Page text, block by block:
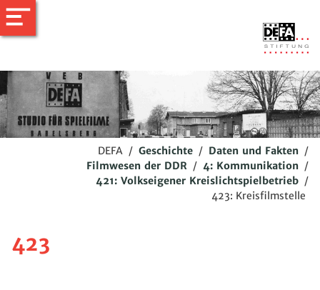
DEFA / Geschichte / Daten und Fakten /
Filmwesen der DDR / 4: Kommunikation /
421: Volkseigener Kreislichtspielbetrieb /
423: Kreisfilmstelle
423